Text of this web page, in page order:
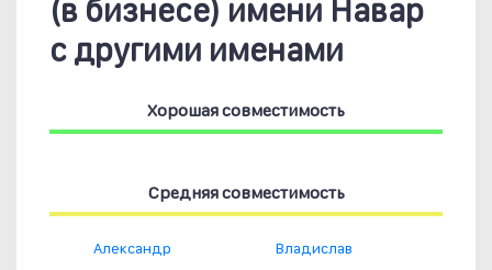
(в бизнесе) имени Навар
с другими именами
Хорошая совместимость
Средняя совместимость
Александр
Владислав